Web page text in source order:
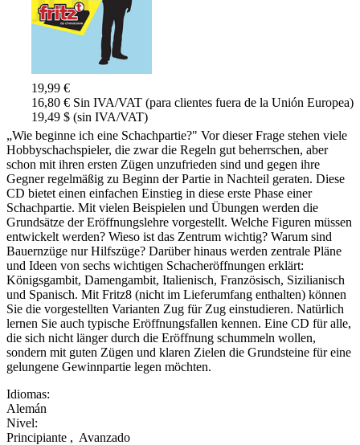
19,99 €
16,80 € Sin IVA/VAT (para clientes fuera de la Unión Europea)
19,49 $ (sin IVA/VAT)
„Wie beginne ich eine Schachpartie?" Vor dieser Frage stehen viele
Hobbyschachspieler, die zwar die Regeln gut beherrschen, aber
schon mit ihren ersten Zügen unzufrieden sind und gegen ihre
Gegner regelmäßig zu Beginn der Partie in Nachteil geraten. Diese
CD bietet einen einfachen Einstieg in diese erste Phase einer
Schachpartie. Mit vielen Beispielen und Übungen werden die
Grundsätze der Eröffnungslehre vorgestellt. Welche Figuren müssen
entwickelt werden? Wieso ist das Zentrum wichtig? Warum sind
Bauernzüge nur Hilfszüge? Darüber hinaus werden zentrale Pläne
und Ideen von sechs wichtigen Schacheröffnungen erklärt:
Königsgambit, Damengambit, Italienisch, Französisch, Sizilianisch
und Spanisch. Mit Fritz8 (nicht im Lieferumfang enthalten) können
Sie die vorgestellten Varianten Zug für Zug einstudieren. Natürlich
lernen Sie auch typische Eröffnungsfallen kennen. Eine CD für alle,
die sich nicht länger durch die Eröffnung schummeln wollen,
sondern mit guten Zügen und klaren Zielen die Grundsteine für eine
gelungene Gewinnpartie legen möchten.
Idiomas:
Alemán
Nivel:
Principiante , Avanzado